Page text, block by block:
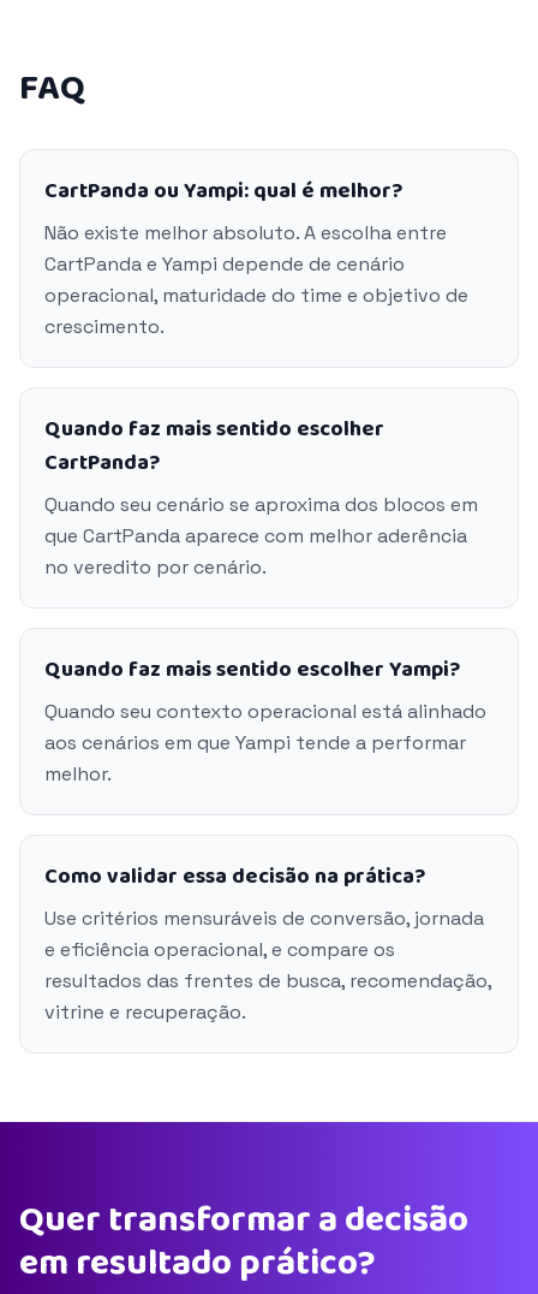
FAQ
CartPanda ou Yampi: qual é melhor?
Não existe melhor absoluto. A escolha entre
CartPanda e Yampi depende de cenário
operacional, maturidade do time e objetivo de
crescimento.
Quando faz mais sentido escolher
CartPanda?
Quando seu cenário se aproxima dos blocos em
que CartPanda aparece com melhor aderência
no veredito por cenário.
Quando faz mais sentido escolher Yampi?
Quando seu contexto operacional está alinhado
aos cenários em que Yampi tende a performar
melhor.
Como validar essa decisão na prática?
Use critérios mensuráveis de conversão, jornada
e eficiência operacional, e compare os
resultados das frentes de busca, recomendação,
vitrine e recuperação.
Quer transformar a decisão
em resultado prático?